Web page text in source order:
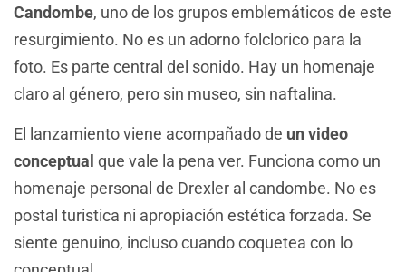
Candombe, uno de los grupos emblemáticos de este
resurgimiento. No es un adorno folclorico para la
foto. Es parte central del sonido. Hay un homenaje
claro al género, pero sin museo, sin naftalina.
El lanzamiento viene acompañado de un video
conceptual que vale la pena ver. Funciona como un
homenaje personal de Drexler al candombe. No es
postal turistica ni apropiación estética forzada. Se
siente genuino, incluso cuando coquetea con lo